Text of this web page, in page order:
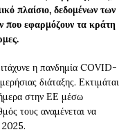
πλαίσιο, δεδομένων των
που εφαρμόζουν τα κράτη
η πανδημία COVID-
διάταξης. Εκτιμάται
στην ΕΕ μέσω
τους αναμένεται να
2025.